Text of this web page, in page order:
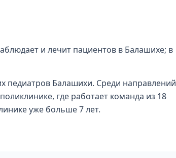
и лечит пациентов в Балашихе; в
педиатров Балашихи. Среди направлений
где работает команда из 18
уже больше 7 лет.